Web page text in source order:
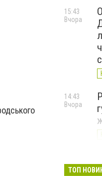
15:43
Вчора
14:43
Вчора
Вчора
ТОП